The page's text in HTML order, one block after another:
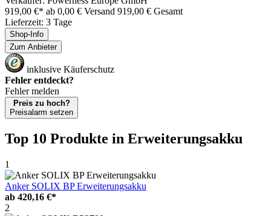
919,00 €* ab 0,00 € Versand 919,00 € Gesamt
Lieferzeit: 3 Tage
Shop-Info
Zum Anbieter
inklusive Käuferschutz
Fehler entdeckt?
Fehler melden
Preis zu hoch?
Preisalarm setzen
Top 10 Produkte in Erweiterungsakku
1
Anker SOLIX BP Erweiterungsakku
ab 420,16 €*
2